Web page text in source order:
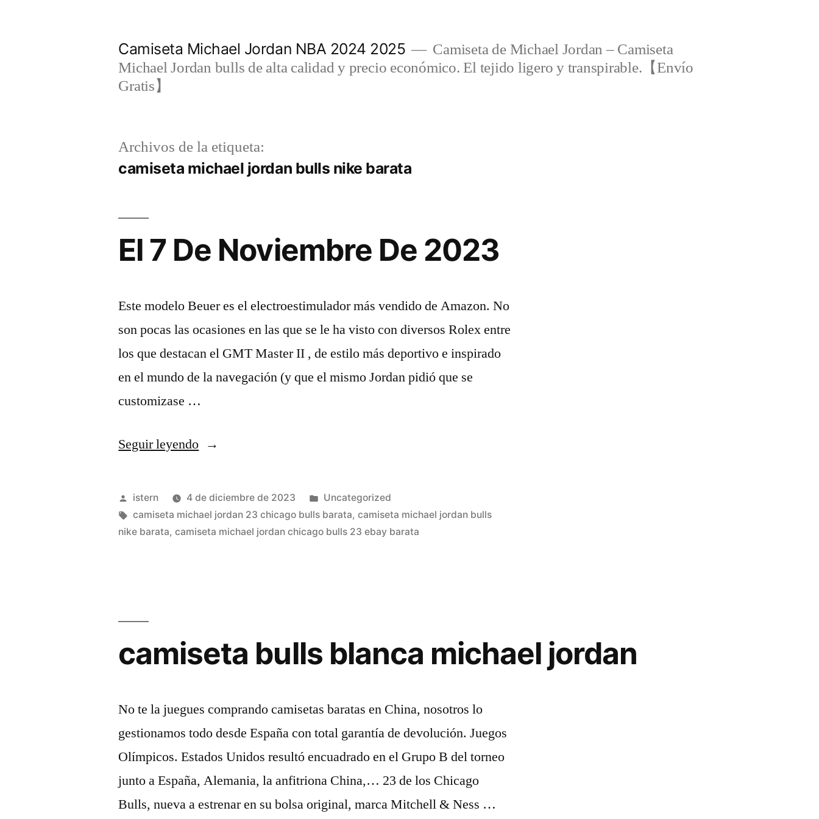
Camiseta Michael Jordan NBA 2024 2025
Camiseta de Michael Jordan – Camiseta
Michael Jordan bulls de alta calidad y precio económico. El tejido ligero y transpirable.【Envío
Gratis】
Archivos de la etiqueta:
camiseta michael jordan bulls nike barata
El 7 De Noviembre De 2023
Este modelo Beuer es el electroestimulador más vendido de Amazon. No
son pocas las ocasiones en las que se le ha visto con diversos Rolex entre
los que destacan el GMT Master II , de estilo más deportivo e inspirado
en el mundo de la navegación (y que el mismo Jordan pidió que se
customizase …
Seguir leyendo«El
De
Noviembre
De
Publicado
por
istern 4 de diciembre de 2023
Publicado
en
Uncategorized
Etiquetas:
camiseta michael jordan 23 chicago bulls barata,camiseta michael jordan bulls
nike barata,camiseta michael jordan chicago bulls 23 ebay barata
camiseta bulls blanca michael jordan
No te la juegues comprando camisetas baratas en China, nosotros lo
gestionamos todo desde España con total garantía de devolución. Juegos
Olímpicos. Estados Unidos resultó encuadrado en el Grupo B del torneo
junto a España, Alemania, la anfitriona China,… 23 de los Chicago
Bulls, nueva a estrenar en su bolsa original, marca Mitchell & Ness …